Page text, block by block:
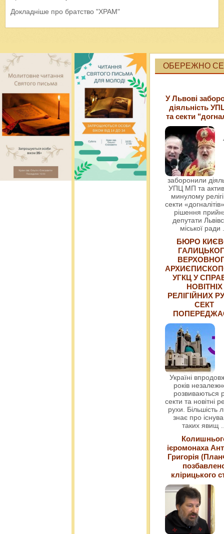
Докладніше про братство "ХРАМ"
ОБЕРЕЖНО
У Львові
діяльність
та секти
заборонили
УПЦ МП та
минулому
секти
рішення
депутати
міської ради
БЮРО
УГКЦ У
НОВІТНІХ
РЕЛІГІЙНИХ
СЕКТ
Україні
років
розвиваються
секти та новітні
рухи. Більшість
знає про
таких явищ
ієромонаха
Григорія
клірицького